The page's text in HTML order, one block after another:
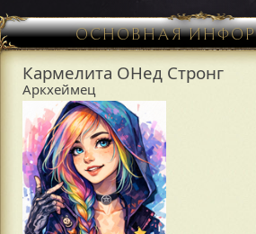
ОСНОВНАЯ
Кармелита ОНед Стронг
Аркхеймец